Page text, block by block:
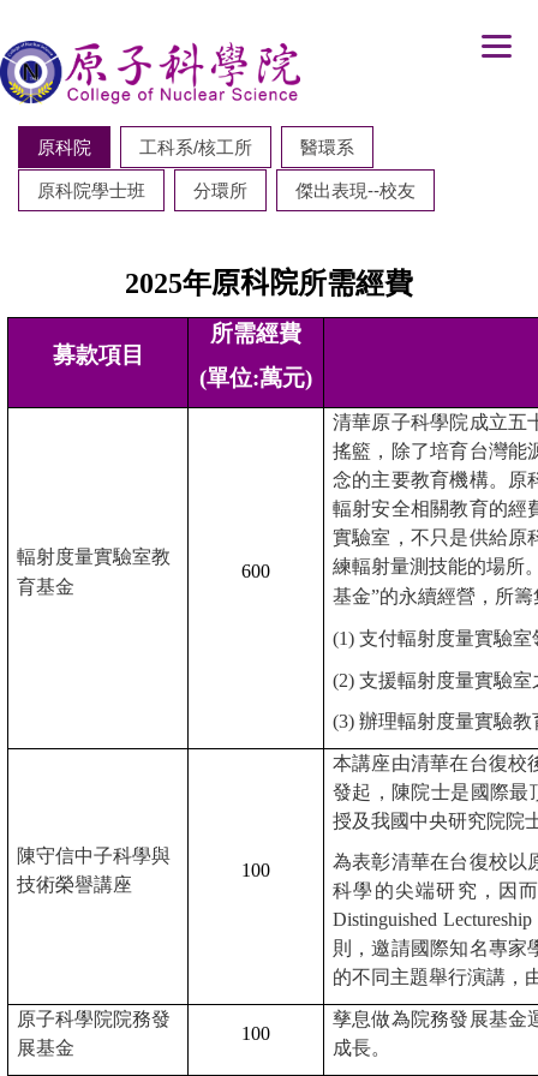
到
主
要
原科院 工科系/核工所 醫環系
原科院學士班 分環所 傑出表現--校友
2025年原科院所需經費
募款項目
所需經費
(單位:萬元)
輻射度量實驗室教
育基金
600
清華原子科學院成立五
搖籃，除了培育台灣能
念的主要教育機構。原
輻射安全相關教育的經
實驗室，不只是供給原
練輻射量測技能的場所
基金”的永續經營，所
(1) 支付輻射度量實驗
(2) 支援輻射度量實驗
(3) 辦理輻射度量實驗
陳守信中子科學與
技術榮譽講座
100
本講座由清華在台復校
發起，陳院士是國際最
授及我國中央研究院院
為表彰清華在台復校以
科學的尖端研究，因
Distinguished
則，邀請國際知名專家
的不同主題舉行演講，
原子科學院院務發
展基金
100
孳息做為院務發展基金
成長。